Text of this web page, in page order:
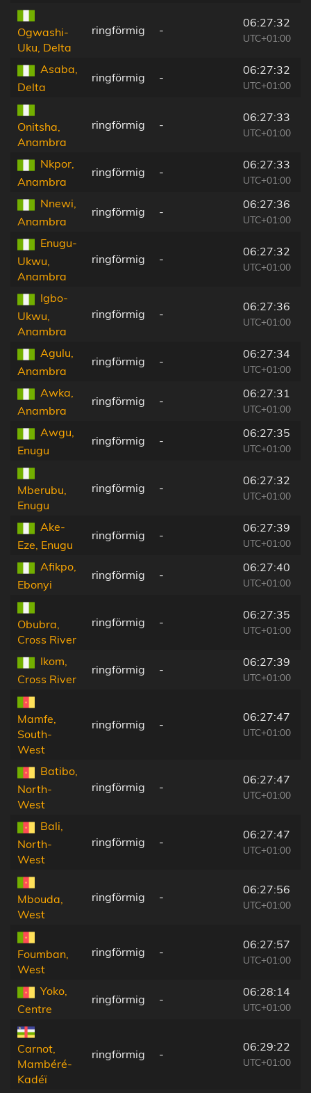
Ogwashi-
Uku, Delta
ringförmig -
06:27:32
UTC+01:00
Asaba,
Delta
ringförmig -
06:27:32
UTC+01:00
Onitsha,
Anambra
ringförmig -
06:27:33
UTC+01:00
Nkpor,
Anambra
ringförmig -
06:27:33
UTC+01:00
Nnewi,
Anambra
ringförmig -
06:27:36
UTC+01:00
Enugu-
Ukwu,
Anambra
ringförmig -
06:27:32
UTC+01:00
Igbo-
Ukwu,
Anambra
ringförmig -
06:27:36
UTC+01:00
Agulu,
Anambra
ringförmig -
06:27:34
UTC+01:00
Awka,
Anambra
ringförmig -
06:27:31
UTC+01:00
Awgu,
Enugu
ringförmig -
06:27:35
UTC+01:00
Mberubu,
Enugu
ringförmig -
06:27:32
UTC+01:00
Ake-
Eze, Enugu
ringförmig -
06:27:39
UTC+01:00
Afikpo,
Ebonyi
ringförmig -
06:27:40
UTC+01:00
Obubra,
Cross River
ringförmig -
06:27:35
UTC+01:00
Ikom,
Cross River
ringförmig -
06:27:39
UTC+01:00
Mamfe,
South-
West
ringförmig -
06:27:47
UTC+01:00
Batibo,
North-
West
ringförmig -
06:27:47
UTC+01:00
Bali,
North-
West
ringförmig -
06:27:47
UTC+01:00
Mbouda,
West
ringförmig -
06:27:56
UTC+01:00
Foumban,
West
ringförmig -
06:27:57
UTC+01:00
Yoko,
Centre
ringförmig -
06:28:14
UTC+01:00
Carnot,
Mambéré-
Kadéï
ringförmig -
06:29:22
UTC+01:00